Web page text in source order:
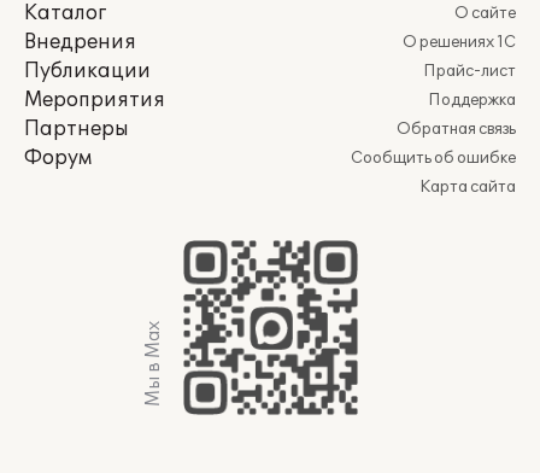
Каталог
Внедрения
Публикации
Мероприятия
Партнеры
Форум
О сайте
О решениях 1С
Прайс-лист
Поддержка
Обратная связь
Сообщить об ошибке
Карта сайта
Мы в Max